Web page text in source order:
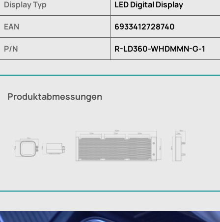
Display Typ
LED Digital Display
EAN 6933412728740
P/N R-LD360-WHDMMN-G-1
Produktabmessungen